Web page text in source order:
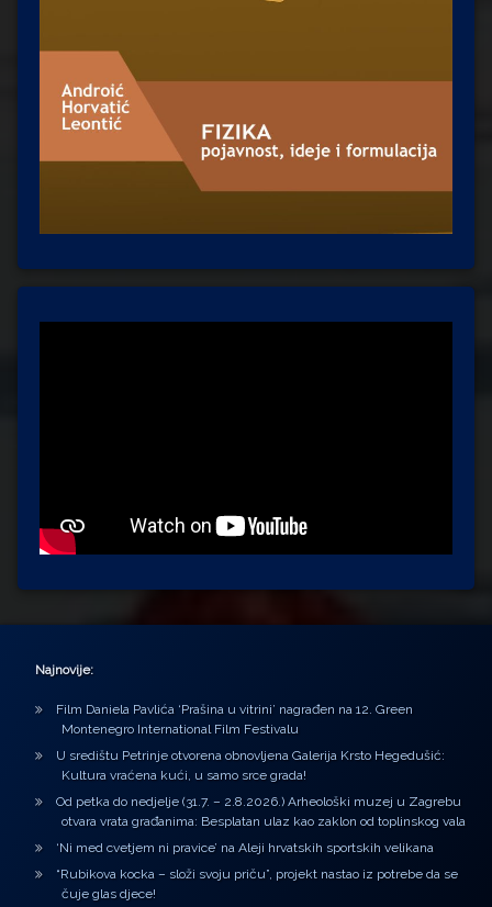
Najnovije:
Film Daniela Pavlića ‘Prašina u vitrini’ nagrađen na 12. Green
Montenegro International Film Festivalu
U središtu Petrinje otvorena obnovljena Galerija Krsto Hegedušić:
Kultura vraćena kući, u samo srce grada!
Od petka do nedjelje (31.7. – 2.8.2026.) Arheološki muzej u Zagrebu
otvara vrata građanima: Besplatan ulaz kao zaklon od toplinskog vala
‘Ni med cvetjem ni pravice’ na Aleji hrvatskih sportskih velikana
“Rubikova kocka – složi svoju priču”, projekt nastao iz potrebe da se
čuje glas djece!